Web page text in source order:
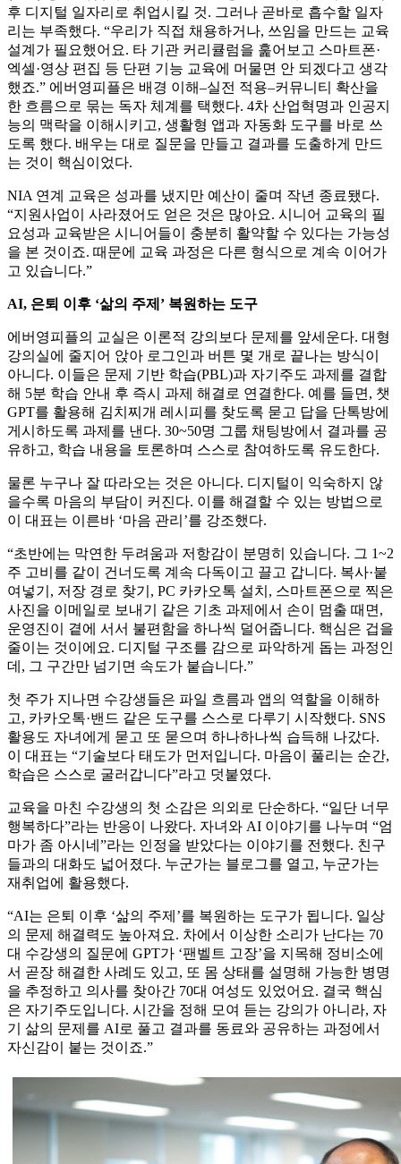
후 디지털 일자리로 취업시킬 것. 그러나 곧바로 흡수할 일자
리는 부족했다. “우리가 직접 채용하거나, 쓰임을 만드는 교육
설계가 필요했어요. 타 기관 커리큘럼을 훑어보고 스마트폰·
엑셀·영상 편집 등 단편 기능 교육에 머물면 안 되겠다고 생각
했죠.” 에버영피플은 배경 이해–실전 적용–커뮤니티 확산을
한 흐름으로 묶는 독자 체계를 택했다. 4차 산업혁명과 인공지
능의 맥락을 이해시키고, 생활형 앱과 자동화 도구를 바로 쓰
도록 했다. 배우는 대로 질문을 만들고 결과를 도출하게 만드
는 것이 핵심이었다.
NIA 연계 교육은 성과를 냈지만 예산이 줄며 작년 종료됐다.
“지원사업이 사라졌어도 얻은 것은 많아요. 시니어 교육의 필
요성과 교육받은 시니어들이 충분히 활약할 수 있다는 가능성
을 본 것이죠. 때문에 교육 과정은 다른 형식으로 계속 이어가
고 있습니다.”
AI, 은퇴 이후 ‘삶의 주제’ 복원하는 도구
에버영피플의 교실은 이론적 강의보다 문제를 앞세운다. 대형
강의실에 줄지어 앉아 로그인과 버튼 몇 개로 끝나는 방식이
아니다. 이들은 문제 기반 학습(PBL)과 자기주도 과제를 결합
해 5분 학습 안내 후 즉시 과제 해결로 연결한다. 예를 들면, 챗
GPT를 활용해 김치찌개 레시피를 찾도록 묻고 답을 단톡방에
게시하도록 과제를 낸다. 30~50명 그룹 채팅방에서 결과를 공
유하고, 학습 내용을 토론하며 스스로 참여하도록 유도한다.
물론 누구나 잘 따라오는 것은 아니다. 디지털이 익숙하지 않
을수록 마음의 부담이 커진다. 이를 해결할 수 있는 방법으로
이 대표는 이른바 ‘마음 관리’를 강조했다.
“초반에는 막연한 두려움과 저항감이 분명히 있습니다. 그 1~2
주 고비를 같이 건너도록 계속 다독이고 끌고 갑니다. 복사·붙
여넣기, 저장 경로 찾기, PC 카카오톡 설치, 스마트폰으로 찍은
사진을 이메일로 보내기 같은 기초 과제에서 손이 멈출 때면,
운영진이 곁에 서서 불편함을 하나씩 덜어줍니다. 핵심은 겁을
줄이는 것이에요. 디지털 구조를 감으로 파악하게 돕는 과정인
데, 그 구간만 넘기면 속도가 붙습니다.”
첫 주가 지나면 수강생들은 파일 흐름과 앱의 역할을 이해하
고, 카카오톡·밴드 같은 도구를 스스로 다루기 시작했다. SNS
활용도 자녀에게 묻고 또 묻으며 하나하나씩 습득해 나갔다.
이 대표는 “기술보다 태도가 먼저입니다. 마음이 풀리는 순간,
학습은 스스로 굴러갑니다”라고 덧붙였다.
교육을 마친 수강생의 첫 소감은 의외로 단순하다. “일단 너무
행복하다”라는 반응이 나왔다. 자녀와 AI 이야기를 나누며 “엄
마가 좀 아시네”라는 인정을 받았다는 이야기를 전했다. 친구
들과의 대화도 넓어졌다. 누군가는 블로그를 열고, 누군가는
재취업에 활용했다.
“AI는 은퇴 이후 ‘삶의 주제’를 복원하는 도구가 됩니다. 일상
의 문제 해결력도 높아져요. 차에서 이상한 소리가 난다는 70
대 수강생의 질문에 GPT가 ‘팬벨트 고장’을 지목해 정비소에
서 곧장 해결한 사례도 있고, 또 몸 상태를 설명해 가능한 병명
을 추정하고 의사를 찾아간 70대 여성도 있었어요. 결국 핵심
은 자기주도입니다. 시간을 정해 모여 듣는 강의가 아니라, 자
기 삶의 문제를 AI로 풀고 결과를 동료와 공유하는 과정에서
자신감이 붙는 것이죠.”